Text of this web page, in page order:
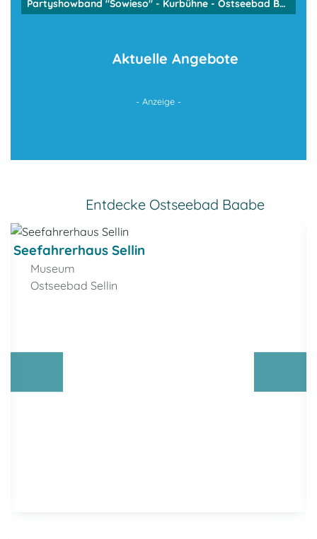
Partyshowband "Sowieso" - Kurbühne - Ostseebad Baabe
Aktuelle Angebote
- Anzeige -
Entdecke Ostseebad Baabe
Seefahrerhaus Sellin
Museum
Ostseebad Sellin